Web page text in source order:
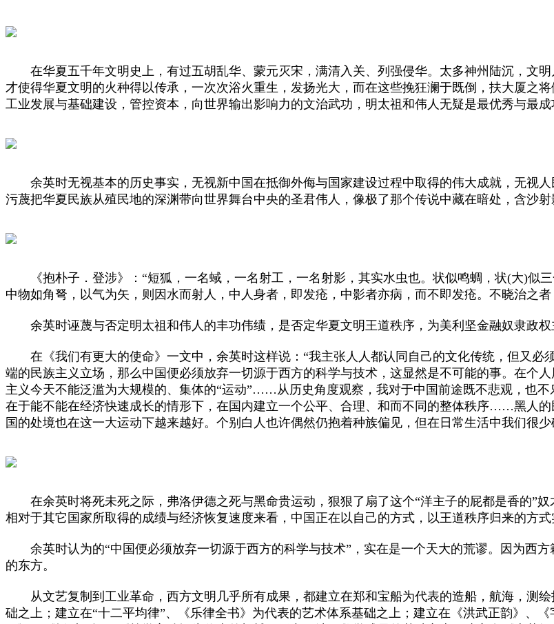
在华夏五千年文明史上，有过五胡乱华、蒙元灭宋，满清入关、列强侵华。太多神州陆沉，文明
才使得华夏文明的火种得以传承，一次次浴火重生，发扬光大，而在这些挽狂澜于既倒，扶大厦之
工业发展与基础建设，管控资本，向世界输出影响力的文治武功，明太祖和伟人无疑是最优秀与最成
余英时无视基本的历史事实，无视新中国在抵御外侮与国家建设过程中取得的伟大成就，无视
污蔑把华夏民族从殖民地的深渊带向世界舞台中央的圣君伟人，像极了那个传说中藏在暗处，含沙射
《抱朴子．登涉》：“短狐，一名蜮，一名射工，一名射影，其实水虫也。状似鸣蜩，状(大)似
中物如角弩，以气为矢，则因水而射人，中人身者，即发疮，中影者亦病，而不即发疮。不晓治之
余英时诬蔑与否定明太祖和伟人的丰功伟绩，是否定华夏文明王道秩序，为美利坚金融奴隶政权
在《我们有更大的使命》一文中，余英时这样说：“我主张人人都认同自己的文化传统，但又必
端的民族主义立场，那么中国便必须放弃一切源于西方的科学与技术，这显然是不可能的事。在个
主义今天不能泛滥为大规模的、集体的“运动”……从历史角度观察，我对于中国前途既不悲观，也
在于能不能在经济快速成长的情形下，在国内建立一个公平、合理、和而不同的整体秩序……黑人
国的处境也在这一大运动下越来越好。个别白人也许偶然仍抱着种族偏见，但在日常生活中我们很
在余英时将死未死之际，弗洛伊德之死与黑命贵运动，狠狠了扇了这个“洋主子的屁都是香的”奴
相对于其它国家所取得的成绩与经济恢复速度来看，中国正在以自己的方式，以王道秩序归来的方式
余英时认为的“中国便必须放弃一切源于西方的科学与技术”，实在是一个天大的荒谬。因为西
的东方。
从文艺复制到工业革命，西方文明几乎所有成果，都建立在郑和宝船为代表的造船，航海，测
础之上；建立在“十二平均律”、《乐律全书》为代表的艺术体系基础之上；建立在《洪武正韵》、